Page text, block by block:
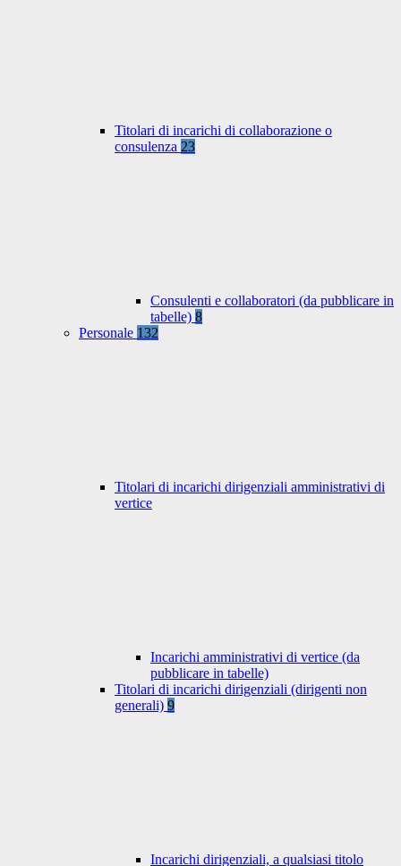
Titolari di incarichi di collaborazione o
consulenza 23
Consulenti e collaboratori (da pubblicare in
tabelle) 8
Personale 132
Titolari di incarichi dirigenziali amministrativi di
vertice
Incarichi amministrativi di vertice (da
pubblicare in tabelle)
Titolari di incarichi dirigenziali (dirigenti non
generali) 9
Incarichi dirigenziali, a qualsiasi titolo